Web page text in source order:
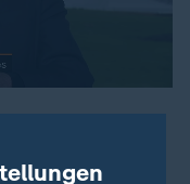
die Angriffe auf
gegen
verstaatlichte Öl-